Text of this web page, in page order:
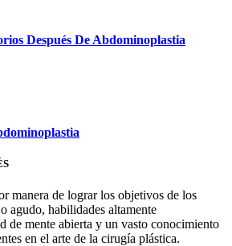
Después De Abdominoplastia
manera de lograr los objetivos de los
agudo, habilidades altamente
de mente abierta y un vasto conocimiento
en el arte de la cirugía plástica.